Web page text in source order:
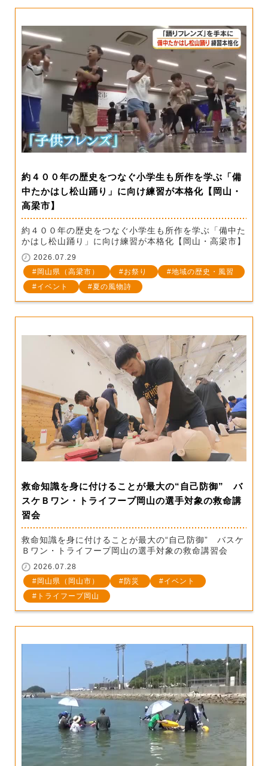
約４００年の歴史をつなぐ小学生も所作を学ぶ「備
中たかはし松山踊り」に向け練習が本格化【岡山・
高梁市】
約４００年の歴史をつなぐ小学生も所作を学ぶ「備中た
かはし松山踊り」に向け練習が本格化【岡山・高梁市】
2026.07.29
岡山県（高梁市）
お祭り
地域の歴史・風習
イベント
夏の風物詩
救命知識を身に付けることが最大の“自己防御” バ
スケＢワン・トライフープ岡山の選手対象の救命講
習会
救命知識を身に付けることが最大の“自己防御” バスケ
Ｂワン・トライフープ岡山の選手対象の救命講習会
2026.07.28
岡山県（岡山市）
防災
イベント
トライフープ岡山